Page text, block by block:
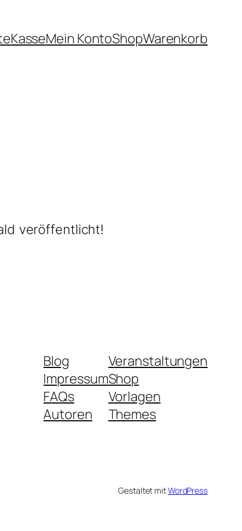
KasseMein KontoShopWarenkorb
veröffentlicht!
Blog
Impressum
FAQs
Autoren
Veranstaltungen
Shop
Vorlagen
Themes
Gestaltet mitWordPress